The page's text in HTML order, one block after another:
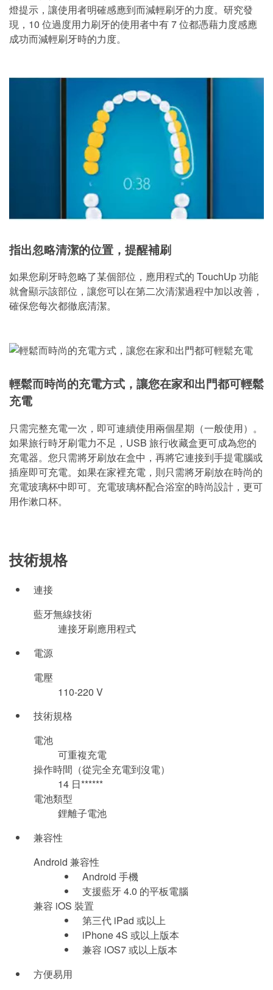
燈提示，讓使用者明確感應到而減輕刷牙的力度。研究發
現，10 位過度用力刷牙的使用者中有 7 位都憑藉力度感應
成功而減輕刷牙時的力度。
指出忽略清潔的位置，提醒補刷
如果您刷牙時忽略了某個部位，應用程式的 TouchUp 功能
就會顯示該部位，讓您可以在第二次清潔過程中加以改善，
確保您每次都徹底清潔。
輕鬆而時尚的充電方式，讓您在家和出門都可輕鬆
充電
只需完整充電一次，即可連續使用兩個星期（一般使用）。
如果旅行時牙刷電力不足，USB 旅行收藏盒更可成為您的
充電器。您只需將牙刷放在盒中，再將它連接到手提電腦或
插座即可充電。如果在家裡充電，則只需將牙刷放在時尚的
充電玻璃杯中即可。充電玻璃杯配合浴室的時尚設計，更可
用作漱口杯。
技術規格
連接
藍牙無線技術
連接牙刷應用程式
電源
電壓
110-220 V
技術規格
電池
可重複充電
操作時間（從完全充電到沒電）
14 日******
電池類型
鋰離子電池
兼容性
Android 兼容性
Android 手機
支援藍牙 4.0 的平板電腦
兼容 iOS 裝置
第三代 iPad 或以上
iPhone 4S 或以上版本
兼容 iOS7 或以上版本
方便易用